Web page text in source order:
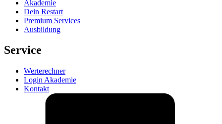
Akademie
Dein Restart
Premium Services
Ausbildung
Service
Werterechner
Login Akademie
Kontakt